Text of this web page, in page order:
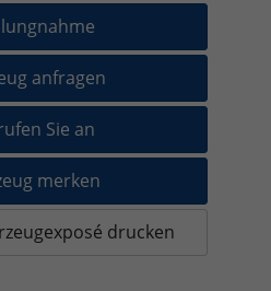
anfragen
Sie an
merken
drucken